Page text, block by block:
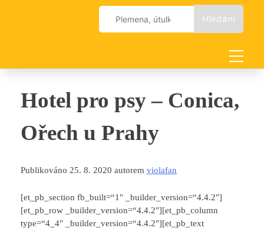
Vyhledávání
Hotel pro psy – Conica,
Ořech u Prahy
Publikováno 25. 8. 2020 autorem violafan
[et_pb_section fb_built=“1″ _builder_version=“4.4.2″]
[et_pb_row _builder_version=“4.4.2″][et_pb_column
type=“4_4″ _builder_version=“4.4.2″][et_pb_text